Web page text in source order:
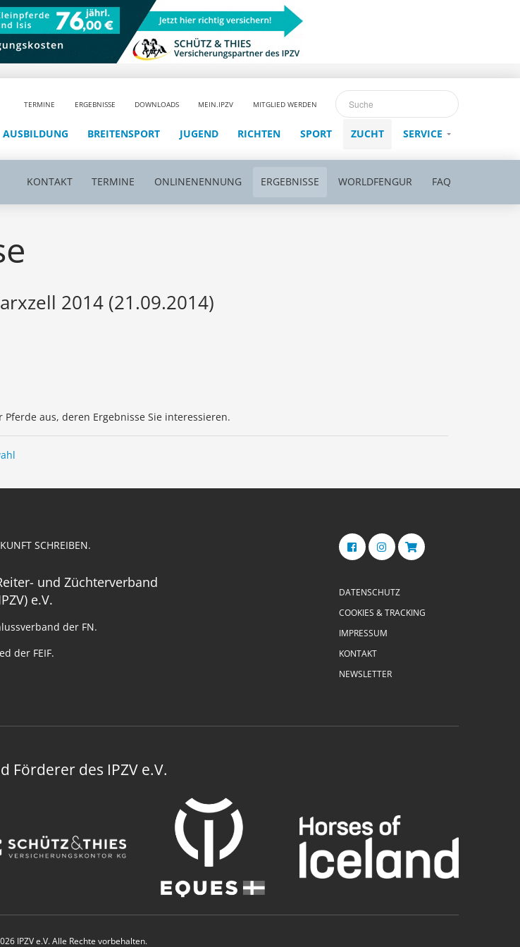
TERMINE ERGEBNISSE DOWNLOADS MEIN.IPZV MITGLIED WERDEN
AUSBILDUNG BREITENSPORT JUGEND RICHTEN SPORT ZUCHT SERVICE
KONTAKT TERMINE ONLINENENNUNG ERGEBNISSE WORLDFENGUR FAQ
2014 (21.09.2014)
aus, deren Ergebnisse Sie interessieren.
SCHREIBEN.
und Züchterverband
e.V.
der FN.
der FEIF.
DATENSCHUTZ
COOKIES & TRACKING
IMPRESSUM
KONTAKT
NEWSLETTER
Förderer des IPZV e.V.
IPZV e.V. Alle Rechte vorbehalten.